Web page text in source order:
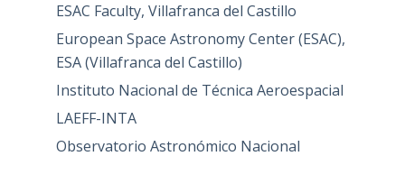
ESAC Faculty, Villafranca del Castillo
European Space Astronomy Center (ESAC),
ESA (Villafranca del Castillo)
Instituto Nacional de Técnica Aeroespacial
LAEFF-INTA
Observatorio Astronómico Nacional